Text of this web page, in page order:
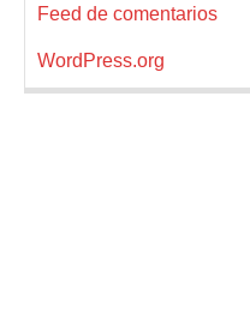
Feed de comentarios
WordPress.org